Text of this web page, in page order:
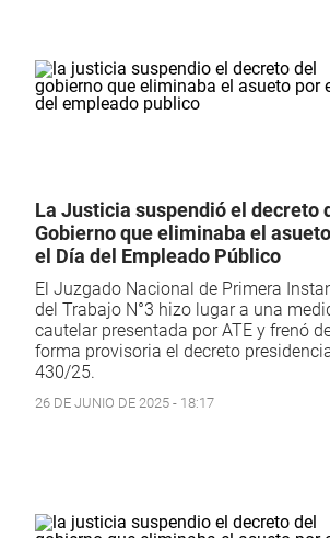
La Justicia suspendió el decreto
Gobierno que eliminaba el
el Día del Empleado Público
El Juzgado Nacional de Primera
del Trabajo N°3 hizo lugar a una
cautelar presentada por ATE y frenó
forma provisoria el decreto
430/25.
26 DE JUNIO DE 2025 - 18:17